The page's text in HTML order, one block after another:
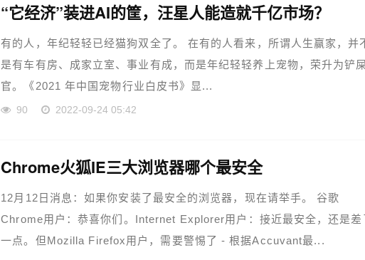
“它经济”装进AI的筐，汪星人能造就千亿市场？
有的人，年纪轻轻已经猫狗双全了。 在有的人看来，所谓人生赢家，并
是有车有房、成家立室、事业有成，而是年纪轻轻养上宠物，荣升为铲
官。《2021 年中国宠物行业白皮书》显...
90 2022-09-24 05:42
Chrome火狐IE三大浏览器哪个最安全
12月12日消息：如果你安装了最安全的浏览器，现在请举手。 谷歌
Chrome用户：恭喜你们。Internet Explorer用户：接近最安全，还是差
一点。但Mozilla Firefox用户，需要警惕了 - 根据Accuvant最...